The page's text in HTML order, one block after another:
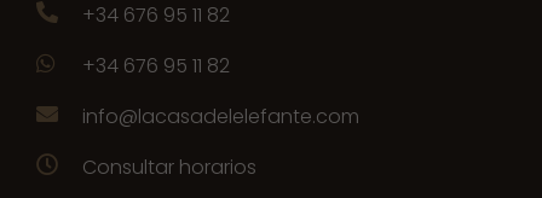
+34 676 95 11 82
+34 676 95 11 82
info@lacasadelelefante.com
Consultar horarios